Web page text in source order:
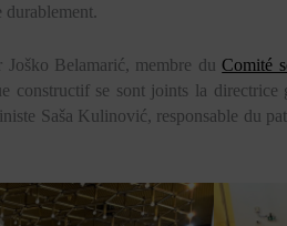
durablement.
Joško Belamarić, membre duComité
constructif se sont joints la
Saša Kulinović, responsable du